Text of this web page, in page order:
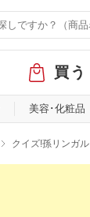
買う
美容･化粧品
クイズ!孫リンガル